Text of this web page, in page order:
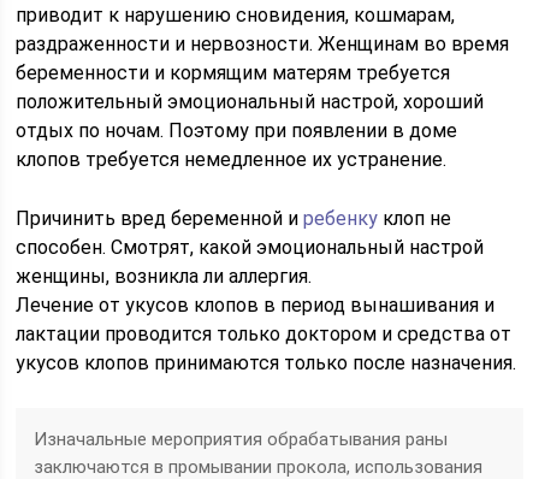
приводит к нарушению сновидения, кошмарам,
раздраженности и нервозности. Женщинам во время
беременности и кормящим матерям требуется
положительный эмоциональный настрой, хороший
отдых по ночам. Поэтому при появлении в доме
клопов требуется немедленное их устранение.
Причинить вред беременной иребенку клоп не
способен. Смотрят, какой эмоциональный настрой
женщины, возникла ли аллергия.
Лечение от укусов клопов в период вынашивания и
лактации проводится только доктором и средства от
укусов клопов принимаются только после назначения.
Изначальные мероприятия обрабатывания раны
заключаются в промывании прокола, использования